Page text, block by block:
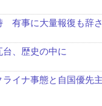
有事に大量報復も辞
台、歴史の中に
ライナ事態と自国優